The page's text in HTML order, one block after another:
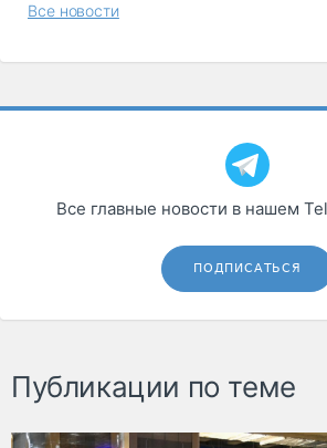
Все новости
Все главные новости в нашем
ПОДПИСАТЬСЯ
Публикации по теме